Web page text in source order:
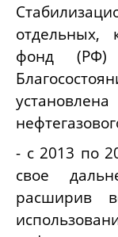
отдельных,
фонд (РФ)
- с 2013 по
свое
расширив